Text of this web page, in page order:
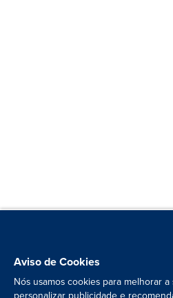
Aviso de Cookies
Nós usamos cookies para melhorar
personalizar publicidade e